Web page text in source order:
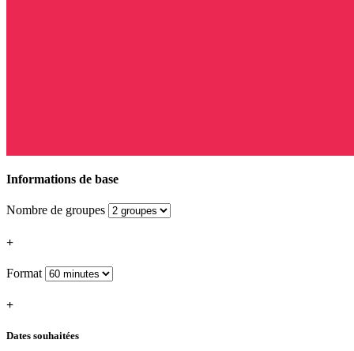
Informations de base
Nombre de groupes
+
Format
+
Dates souhaitées